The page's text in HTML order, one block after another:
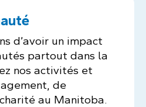
d’avoir un impact
partout dans la
nos activités et
de
au Manitoba.